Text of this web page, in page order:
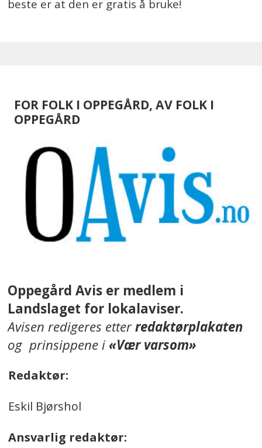
beste er at den er gratis å bruke!
FOR FOLK I OPPEGÅRD, AV FOLK I
OPPEGÅRD
Oppegård Avis er medlem i
Landslaget for lokalaviser.
Avisen redigeres etterredaktørplakaten
og prinsippene i«Vær varsom»
Redaktør:
Eskil Bjørshol
Ansvarlig redaktør: